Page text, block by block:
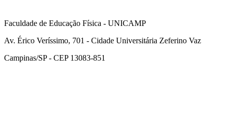
Faculdade de Educação Física - UNICAMP
Av. Érico Veríssimo, 701 - Cidade Universitária Zeferino Vaz
Campinas/SP - CEP 13083-851